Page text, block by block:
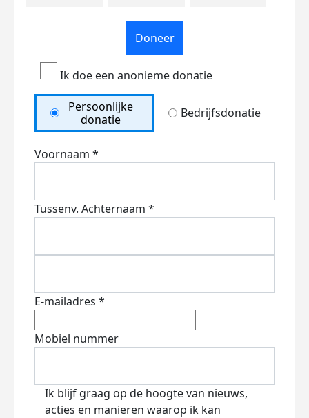
Doneer
Ik doe een anonieme donatie
Persoonlijke
donatie
Bedrijfsdonatie
Voornaam *
Tussenv. Achternaam *
E-mailadres *
Mobiel nummer
Ik blijf graag op de hoogte van nieuws,
acties en manieren waarop ik kan